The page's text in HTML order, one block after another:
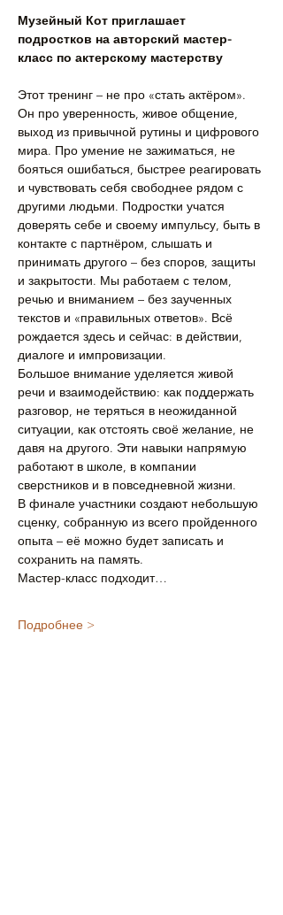
Музейный Кот приглашает
подростков на авторский мастер-
класс по актерскому мастерству
Этот тренинг – не про «стать актёром».
Он про уверенность, живое общение,
выход из привычной рутины и цифрового
мира. Про умение не зажиматься, не
бояться ошибаться, быстрее реагировать
и чувствовать себя свободнее рядом с
другими людьми. Подростки учатся
доверять себе и своему импульсу, быть в
контакте с партнёром, слышать и
принимать другого – без споров, защиты
и закрытости. Мы работаем с телом,
речью и вниманием – без заученных
текстов и «правильных ответов». Всё
рождается здесь и сейчас: в действии,
диалоге и импровизации.
Большое внимание уделяется живой
речи и взаимодействию: как поддержать
разговор, не теряться в неожиданной
ситуации, как отстоять своё желание, не
давя на другого. Эти навыки напрямую
работают в школе, в компании
сверстников и в повседневной жизни.
В финале участники создают небольшую
сценку, собранную из всего пройденного
опыта – её можно будет записать и
сохранить на память.
Мастер-класс подходит…
Подробнее >